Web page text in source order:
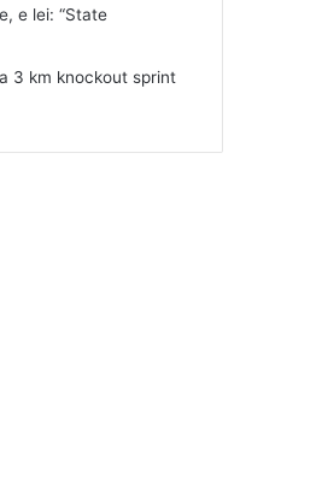
e lei: “State
3 km knockout sprint